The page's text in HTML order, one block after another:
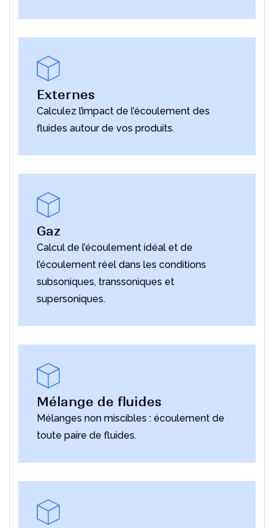
Externes
Calculez l’impact de l’écoulement des
fluides autour de vos produits.
Gaz
Calcul de l’écoulement idéal et de
l’écoulement réel dans les conditions
subsoniques, transsoniques et
supersoniques.
Mélange de fluides
Mélanges non miscibles : écoulement de
toute paire de fluides.